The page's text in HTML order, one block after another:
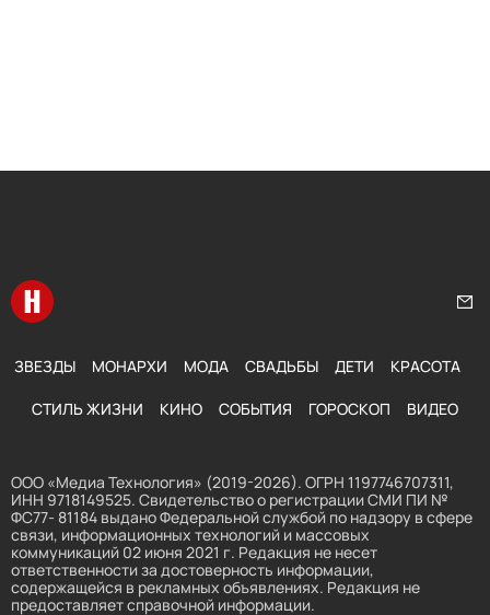
Перейти на главную
ЗВЕЗДЫ МОНАРХИ МОДА СВАДЬБЫ ДЕТИ КРАСОТА
СТИЛЬ ЖИЗНИ КИНО СОБЫТИЯ ГОРОСКОП ВИДЕО
ООО «Медиа Технология» (2019-2026). ОГРН 1197746707311,
ИНН 9718149525. Свидетельство о регистрации СМИ ПИ №
ФС77- 81184 выдано Федеральной службой по надзору в сфере
связи, информационных технологий и массовых
коммуникаций 02 июня 2021 г. Редакция не несет
ответственности за достоверность информации,
содержащейся в рекламных объявлениях. Редакция не
предоставляет справочной информации.